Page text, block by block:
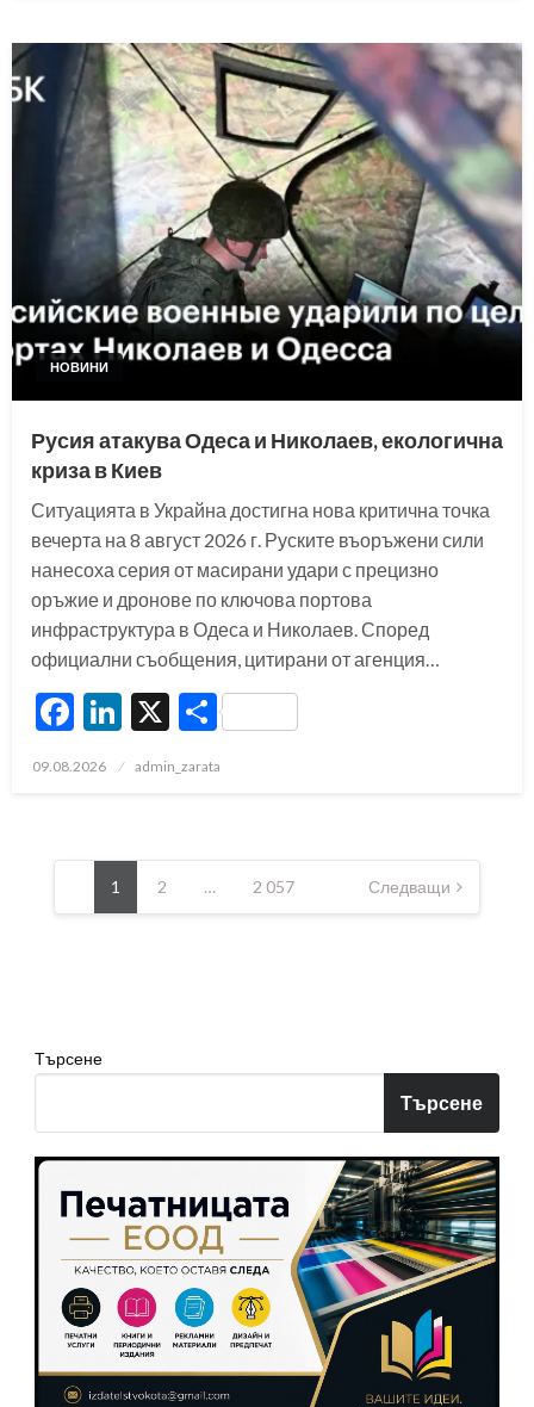
НОВИНИ
Русия атакува Одеса и Николаев, екологична
криза в Киев
Ситуацията в Украйна достигна нова критична точка
вечерта на 8 август 2026 г. Руските въоръжени сили
нанесоха серия от масирани удари с прецизно
оръжие и дронове по ключова портова
инфраструктура в Одеса и Николаев. Според
официални съобщения, цитирани от агенция…
Facebook
LinkedIn
X Share
Posted
09.08.2026 admin_zarata
Разделяне
публикациите
1 2 … 2 057 Следващи
Търсене
Търсене